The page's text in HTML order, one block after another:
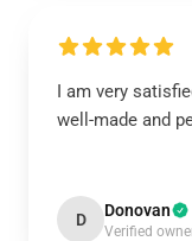
I am very
well-made and
D Donovan
Verified